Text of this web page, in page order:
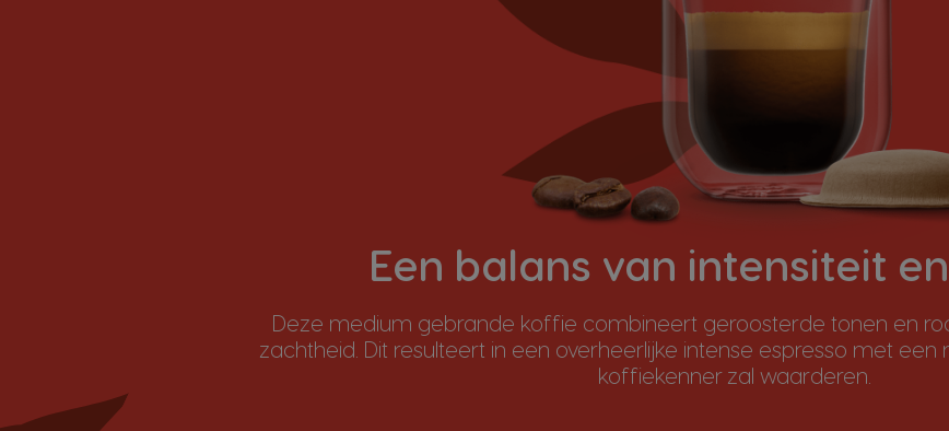
Een balans van intensiteit
Deze medium gebrande koffie combineert geroosterde tonen en
zachtheid. Dit resulteert in een overheerlijke intense espresso met
koffiekenner zal waarderen.